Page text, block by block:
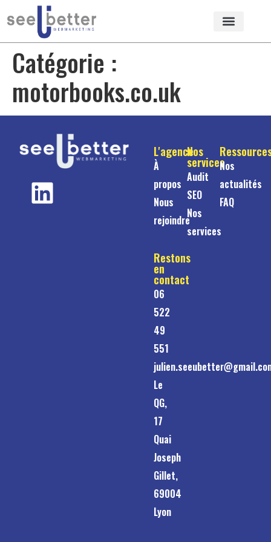
Catégorie :
motorbooks.co.uk
L'agence
À
propos
Nous
rejoindre
Nos
services
Audit
SEO
Nos
services
Nos
actualités
FAQ
Restons
en
contact
06
522
49
551
Le
QG,
17
Quai
Joseph
Gillet,
69004
Lyon